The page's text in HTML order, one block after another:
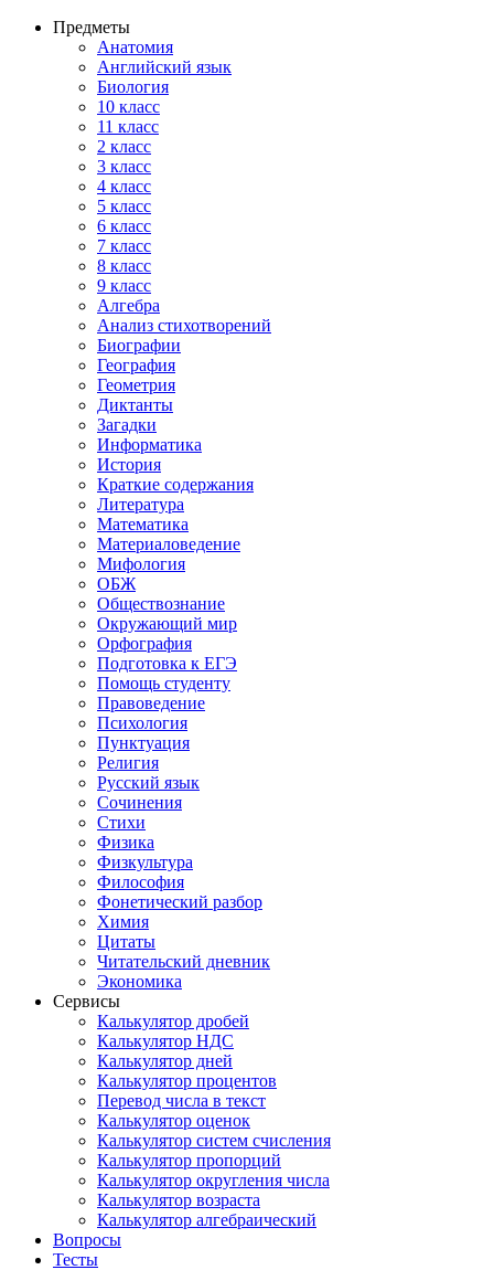
Предметы
Анатомия
Английский язык
Биология
10 класс
11 класс
2 класс
3 класс
4 класс
5 класс
6 класс
7 класс
8 класс
9 класс
Алгебра
Анализ стихотворений
Биографии
География
Геометрия
Диктанты
Загадки
Информатика
История
Краткие содержания
Литература
Математика
Материаловедение
Мифология
ОБЖ
Обществознание
Окружающий мир
Орфография
Подготовка к ЕГЭ
Помощь студенту
Правоведение
Психология
Пунктуация
Религия
Русский язык
Сочинения
Стихи
Физика
Физкультура
Философия
Фонетический разбор
Химия
Цитаты
Читательский дневник
Экономика
Сервисы
Калькулятор дробей
Калькулятор НДС
Калькулятор дней
Калькулятор процентов
Перевод числа в текст
Калькулятор оценок
Калькулятор систем счисления
Калькулятор пропорций
Калькулятор округления числа
Калькулятор возраста
Калькулятор алгебраический
Вопросы
Тесты